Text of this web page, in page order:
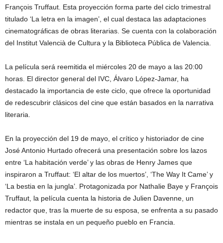
François Truffaut. Esta proyección forma parte del ciclo trimestral
titulado ‘La letra en la imagen’, el cual destaca las adaptaciones
cinematográficas de obras literarias. Se cuenta con la colaboración
del Institut Valencià de Cultura y la Biblioteca Pública de Valencia.
La película será reemitida el miércoles 20 de mayo a las 20:00
horas. El director general del IVC, Álvaro López-Jamar, ha
destacado la importancia de este ciclo, que ofrece la oportunidad
de redescubrir clásicos del cine que están basados en la narrativa
literaria.
En la proyección del 19 de mayo, el crítico y historiador de cine
José Antonio Hurtado ofrecerá una presentación sobre los lazos
entre ‘La habitación verde’ y las obras de Henry James que
inspiraron a Truffaut: ‘El altar de los muertos’, ‘The Way It Came’ y
‘La bestia en la jungla’. Protagonizada por Nathalie Baye y François
Truffaut, la película cuenta la historia de Julien Davenne, un
redactor que, tras la muerte de su esposa, se enfrenta a su pasado
mientras se instala en un pequeño pueblo en Francia.